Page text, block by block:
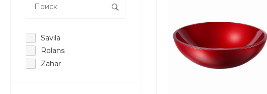
Savila
Rolans
Zahar